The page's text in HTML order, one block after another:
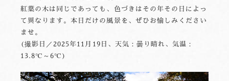
紅葉の木は同じであっても、色づきはその年その日によっ
て異なります。本日だけの風景を、ぜひお愉しみください
ませ。
(撮影日／2025年11月19日、天気：曇り晴れ、気温：
13.8℃～6℃)